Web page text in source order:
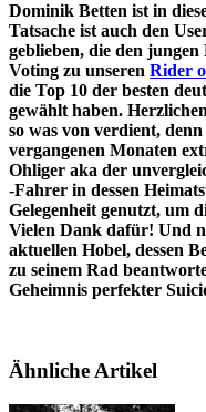
Dominik Betten ist in
Tatsache ist auch den
geblieben, die den
Voting zu unseren Rider
die Top 10 der besten
gewählt haben.
so was von verdient,
vergangenen Monaten
Ohliger aka der
-Fahrer in dessen
Gelegenheit genutzt, um
Vielen Dank dafür! Und
aktuellen Hobel, dessen
zu seinem Rad
Geheimnis perfekter
Ähnliche Artikel